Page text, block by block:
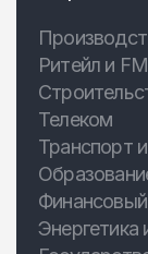
Ритейл и
Телеком
Транспорт
Энергетика